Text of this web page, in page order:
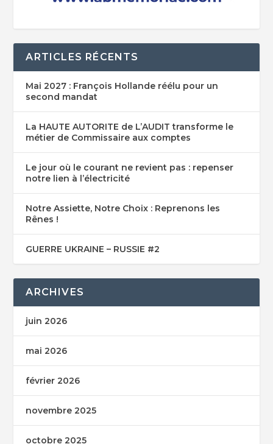
ARTICLES RÉCENTS
Mai 2027 : François Hollande réélu pour un
second mandat
La HAUTE AUTORITE de L’AUDIT transforme le
métier de Commissaire aux comptes
Le jour où le courant ne revient pas : repenser
notre lien à l’électricité
Notre Assiette, Notre Choix : Reprenons les
Rênes !
GUERRE UKRAINE – RUSSIE #2
ARCHIVES
juin 2026
mai 2026
février 2026
novembre 2025
octobre 2025